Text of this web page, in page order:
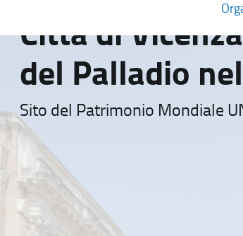
Città di
del Palladio
Sito del Patrimonio Mondiale